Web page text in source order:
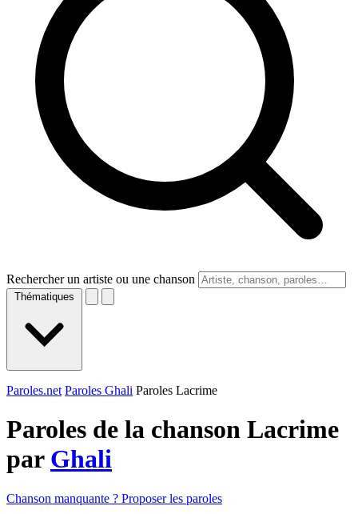
Rechercher un artiste ou une chanson
Thématiques
Paroles.net Paroles Ghali Paroles Lacrime
Paroles de la chanson Lacrime
par Ghali
Chanson manquante ? Proposer les paroles